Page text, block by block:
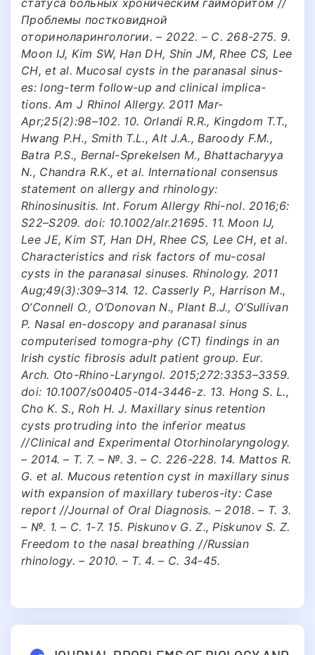
Проблемы постковидной
оториноларингологии. – 2022. – С. 268-275. 9.
Moon IJ, Kim SW, Han DH, Shin JM, Rhee CS, Lee
CH, et al. Mucosal cysts in the paranasal sinus-
es: long-term follow-up and clinical implica-
tions. Am J Rhinol Allergy. 2011 Mar-
Apr;25(2):98–102. 10. Orlandi R.R., Kingdom T.T.,
Hwang P.H., Smith T.L., Alt J.A., Baroody F.M.,
Batra P.S., Bernal-Sprekelsen M., Bhattacharyya
N., Chandra R.K., et al. International consensus
statement on allergy and rhinology:
Rhinosinusitis. Int. Forum Allergy Rhi-nol. 2016;6:
S22–S209. doi: 10.1002/alr.21695. 11. Moon IJ,
Lee JE, Kim ST, Han DH, Rhee CS, Lee CH, et al.
Characteristics and risk factors of mu-cosal
cysts in the paranasal sinuses. Rhinology. 2011
Aug;49(3):309–314. 12. Casserly P., Harrison M.,
O’Connell O., O’Donovan N., Plant B.J., O’Sullivan
P. Nasal en-doscopy and paranasal sinus
computerised tomogra-phy (CT) findings in an
Irish cystic fibrosis adult patient group. Eur.
Arch. Oto-Rhino-Laryngol. 2015;272:3353–3359.
doi: 10.1007/s00405-014-3446-z. 13. Hong S. L.,
Cho K. S., Roh H. J. Maxillary sinus retention
cysts protruding into the inferior meatus
//Clinical and Experimental Otorhinolaryngology.
– 2014. – Т. 7. – №. 3. – С. 226-228. 14. Mattos R.
G. et al. Mucous retention cyst in maxillary sinus
with expansion of maxillary tuberos-ity: Case
report //Journal of Oral Diagnosis. – 2018. – Т. 3.
– №. 1. – С. 1-7. 15. Piskunov G. Z., Piskunov S. Z.
Freedom to the nasal breathing //Russian
rhinology. – 2010. – Т. 4. – С. 34-45.